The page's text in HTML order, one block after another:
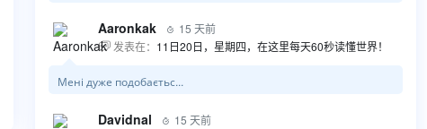
Aaronkak  15 天前
 发表在： 11日20日，星期四，在这里每天60秒读懂世界！
Мені дуже подобаєтьс...
Davidnal  15 天前